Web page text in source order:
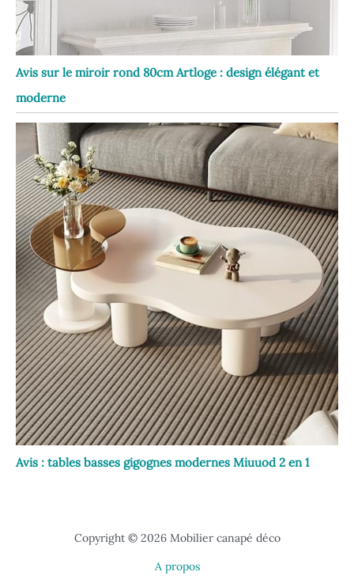
Avis sur le miroir rond 80cm Artloge : design élégant et
moderne
Avis : tables basses gigognes modernes Miuuod 2 en 1
Copyright © 2026 Mobilier canapé déco
A propos